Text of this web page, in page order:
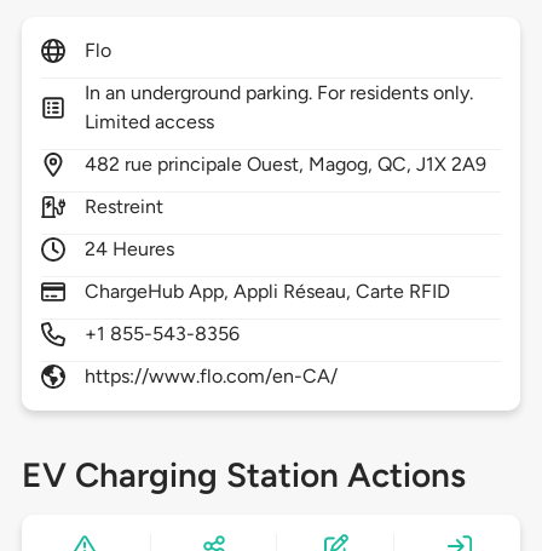
Flo
In an underground parking. For residents only.
Limited access
482 rue principale Ouest, Magog,QC,J1X 2A9
Restreint
24 Heures
ChargeHub App, Appli Réseau, Carte RFID
+1 855-543-8356
https://www.flo.com/en-CA/
EV Charging Station Actions